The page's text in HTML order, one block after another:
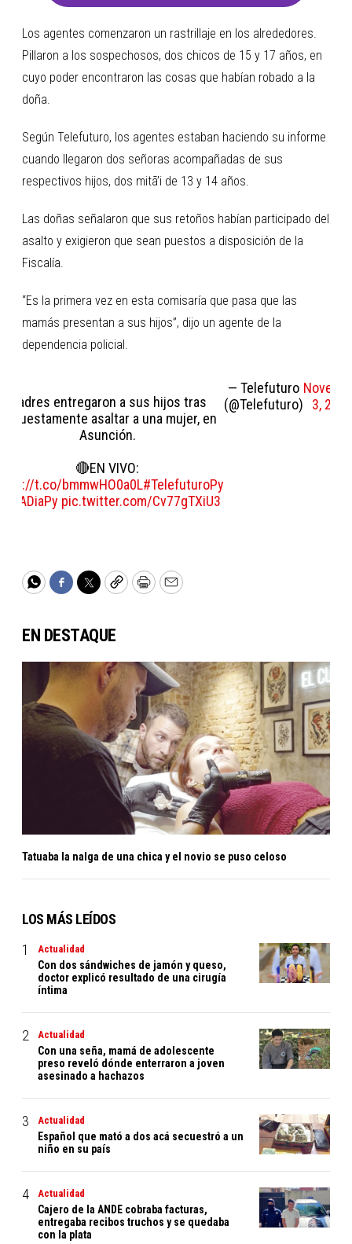
Los agentes comenzaron un rastrillaje en los alrededores.
Pillaron a los sospechosos, dos chicos de 15 y 17 años, en
cuyo poder encontraron las cosas que habían robado a la
doña.
Según Telefuturo, los agentes estaban haciendo su informe
cuando llegaron dos señoras acompañadas de sus
respectivos hijos, dos mitã’i de 13 y 14 años.
Las doñas señalaron que sus retoños habían participado del
asalto y exigieron que sean puestos a disposición de la
Fiscalía.
“Es la primera vez en esta comisaría que pasa que las
mamás presentan a sus hijos”, dijo un agente de la
dependencia policial.
Madres entregaron a sus hijos tras
asaltar a una mujer, en
Asunción.
🔴EN VIVO:
t.co/bmmwHO0a0L#TelefuturoPy
pic.twitter.com/Cv77gTXiU3
— Telefuturo
(@Telefuturo)
3, 2025
WhatsApp
Facebook
TwitterCopyPrintEmail
EN DESTAQUE
Tatuaba la nalga de una chica y el novio se puso celoso
LOS MÁS LEÍDOS
Actualidad
Con dos sándwiches de jamón y queso,
doctor explicó resultado de una cirugía
íntima
Actualidad
Con una seña, mamá de adolescente
preso reveló dónde enterraron a joven
asesinado a hachazos
Actualidad
Español que mató a dos acá secuestró a un
niño en su país
Actualidad
Cajero de la ANDE cobraba facturas,
entregaba recibos truchos y se quedaba
con la plata